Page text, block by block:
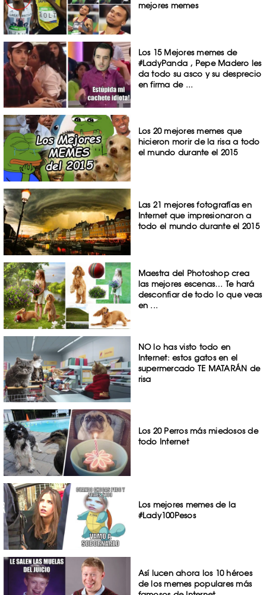
mejores memes
Los 15 Mejores memes de
#LadyPanda , Pepe Madero les
da todo su asco y su desprecio
en firma de ...
Los 20 mejores memes que
hicieron morir de la risa a todo
el mundo durante el 2015
Las 21 mejores fotografías en
Internet que impresionaron a
todo el mundo durante el 2015
Maestra del Photoshop crea
las mejores escenas… Te hará
desconfiar de todo lo que veas
en ...
NO lo has visto todo en
Internet: estos gatos en el
supermercado TE MATARÁN de
risa
Los 20 Perros más miedosos de
todo Internet
Los mejores memes de la
#Lady100Pesos
Así lucen ahora los 10 héroes
de los memes populares más